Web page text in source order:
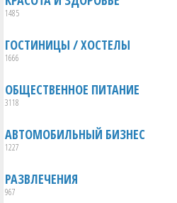
1485
ГОСТИНИЦЫ / ХОСТЕЛЫ
1666
ОБЩЕСТВЕННОЕ ПИТАНИЕ
3118
АВТОМОБИЛЬНЫЙ БИЗНЕС
1227
РАЗВЛЕЧЕНИЯ
967